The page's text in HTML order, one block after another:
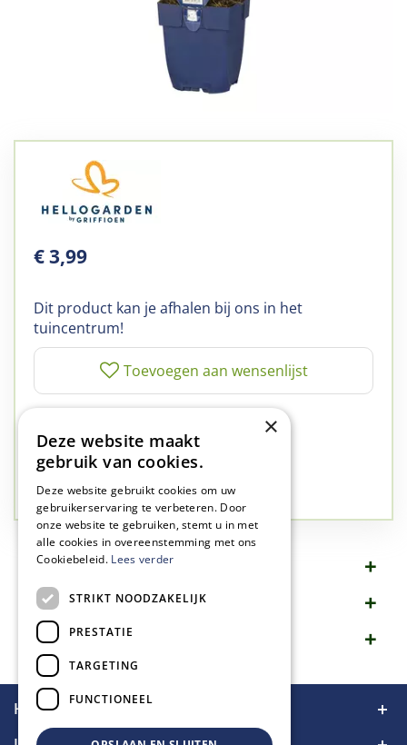
€3,99
Dit product kan je afhalen bij ons in het
tuincentrum!
✅A-kwaliteit service
✅77 jaar familie bedrijf
✅Groen, dat is wat we doen
Omschrijving
Specificaties
Merk
Handige links
×
Deze website maakt
gebruik van cookies.
Deze website gebruikt cookies om uw
gebruikerservaring te verbeteren. Door
onze website te gebruiken, stemt u in met
alle cookies in overeenstemming met ons
Cookiebeleid. Lees verder
STRIKT NOODZAKELIJK
PRESTATIE
TARGETING
FUNCTIONEEL